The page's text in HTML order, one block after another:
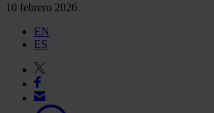
10 febrero 2026
EN
ES